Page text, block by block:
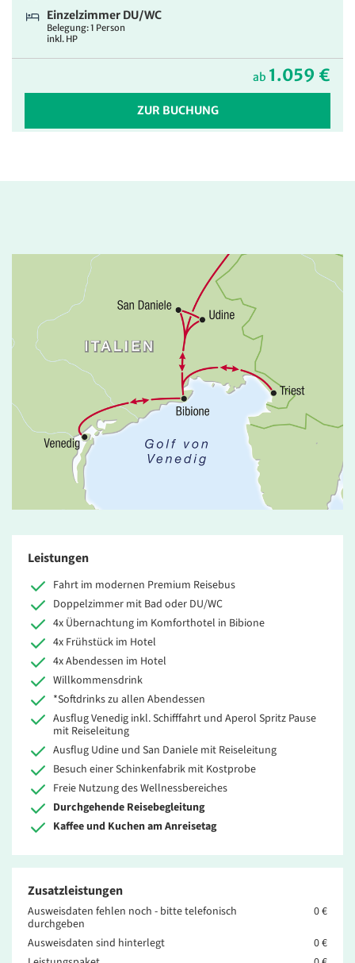
Einzelzimmer DU/WC
Belegung: 1 Person
inkl. HP
ab 1.059 €
ZUR BUCHUNG
Leistungen
Fahrt im modernen Premium Reisebus
Doppelzimmer mit Bad oder DU/WC
4x Übernachtung im Komforthotel in Bibione
4x Frühstück im Hotel
4x Abendessen im Hotel
Willkommensdrink
*Softdrinks zu allen Abendessen
Ausflug Venedig inkl. Schifffahrt und Aperol Spritz Pause
mit Reiseleitung
Ausflug Udine und San Daniele mit Reiseleitung
Besuch einer Schinkenfabrik mit Kostprobe
Freie Nutzung des Wellnessbereiches
Durchgehende Reisebegleitung
Kaffee und Kuchen am Anreisetag
Zusatzleistungen
Ausweisdaten fehlen noch - bitte telefonisch
durchgeben
0 €
Ausweisdaten sind hinterlegt
0 €